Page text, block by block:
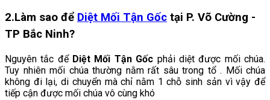
2.Làm sao để Diệt Mối Tận Gốc tại P. Võ Cường -
TP Bắc Ninh?
Nguyên tắc để Diệt Mối Tận Gốc phải diệt được mối chúa.
Tuy nhiên mối chúa thường nằm rất sâu trong tổ . Mối chúa
không đi lại, di chuyển mà chỉ nằm 1 chỗ sinh sản vì vậy để
tiếp cận được mối chúa vô cùng khó